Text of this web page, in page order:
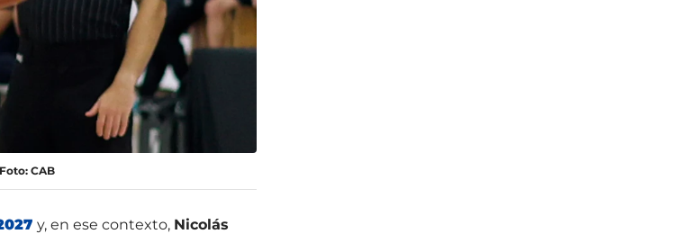
CAB
y, en ese contexto, Nicolás